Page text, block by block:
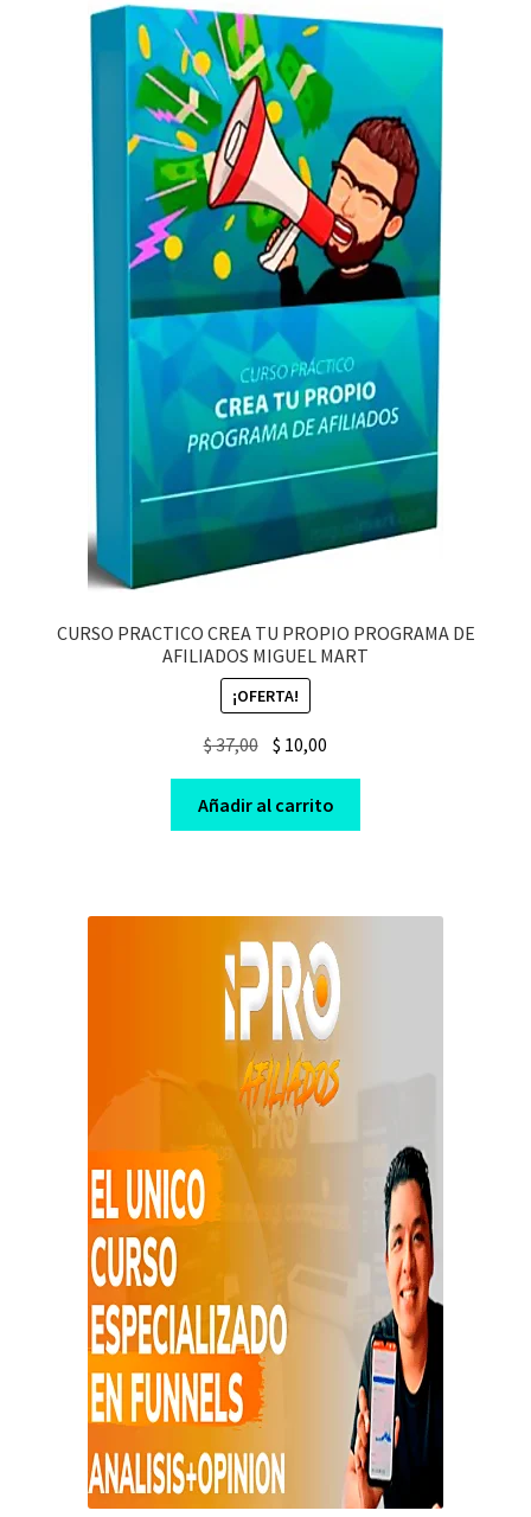
CURSO PRACTICO CREA TU PROPIO PROGRAMA DE
AFILIADOS MIGUEL MART
¡OFERTA!
$37,00 Original
was:
$ 37,00.
$ 10,00
is:
$ 10,00.
Añadir al carrito